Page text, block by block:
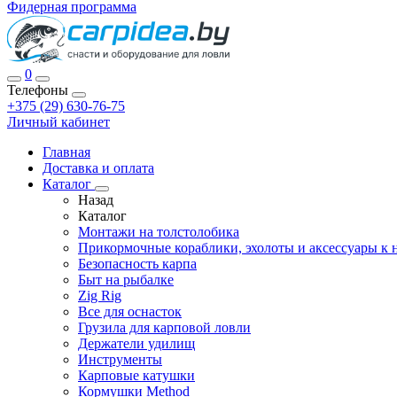
Фидерная программа
0
Телефоны
+375 (29) 630-76-75
Личный кабинет
Главная
Доставка и оплата
Каталог
Назад
Каталог
Монтажи на толстолобика
Прикормочные кораблики, эхолоты и аксессуары к
Безопасность карпа
Быт на рыбалке
Zig Rig
Все для оснасток
Грузила для карповой ловли
Держатели удилищ
Инструменты
Карповые катушки
Кормушки Method